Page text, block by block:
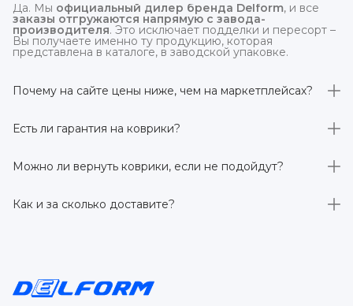
Да. Мы официальный дилер бренда Delform, и все
заказы отгружаются напрямую с завода-
производителя. Это исключает подделки и пересорт –
Вы получаете именно ту продукцию, которая
представлена в каталоге, в заводской упаковке.
Почему на сайте цены ниже, чем на маркетплейсах?
отгрузка идётнапрямую со склада производителя
без посредников.
Есть ли гарантия на коврики?
производителя 3 года. Если в течение этого срока
обнаружится производственный дефект – заменим
Можно ли вернуть коврики, если не подойдут?
заказанного дистанционно,без объяснения причин –
при условии сохранения товарного вида. Если коврик не
Как и за сколько доставите?